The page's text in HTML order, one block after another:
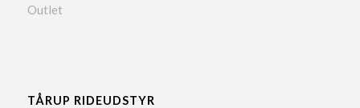
Outlet
TÅRUP RIDEUDSTYR